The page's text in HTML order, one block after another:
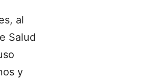
al
Salud
y